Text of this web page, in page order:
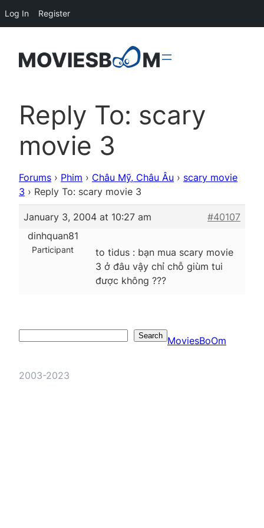
Reply To: scary
movie 3
Forums › Phim › Châu Mỹ, Châu Âu › scary movie
3 › Reply To: scary movie 3
January 3, 2004 at 10:27 am
#40107
dinhquan81
Participant
to tidus : bạn mua scary movie
3 ở đâu vậy chỉ chỗ giùm tui
được không ???
Search MoviesBoOm
2003-2023
Log In Register